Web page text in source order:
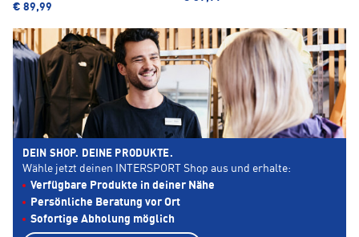
€ 89,99
DEIN SHOP. DEINE PRODUKTE.
Wähle jetzt deinen INTERSPORT Shop aus und erhalte:
Verfügbare Produkte in deiner Nähe
Persönliche Beratung vor Ort
Sofortige Abholung möglich